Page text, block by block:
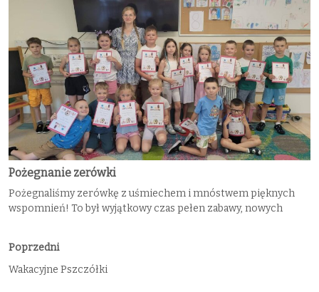
Pożegnanie zerówki
Pożegnaliśmy zerówkę z uśmiechem i mnóstwem pięknych
wspomnień! To był wyjątkowy czas pełen zabawy, nowych
Poprzedni
Wakacyjne Pszczółki